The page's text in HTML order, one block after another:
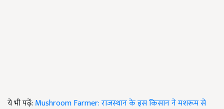
ये भी पढ़ें: Mushroom Farmer: राजस्थान के इस किसान ने मशरूम से